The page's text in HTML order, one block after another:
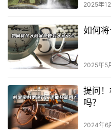
2025年
如何将
2025年5
提问
吗？
2024年6